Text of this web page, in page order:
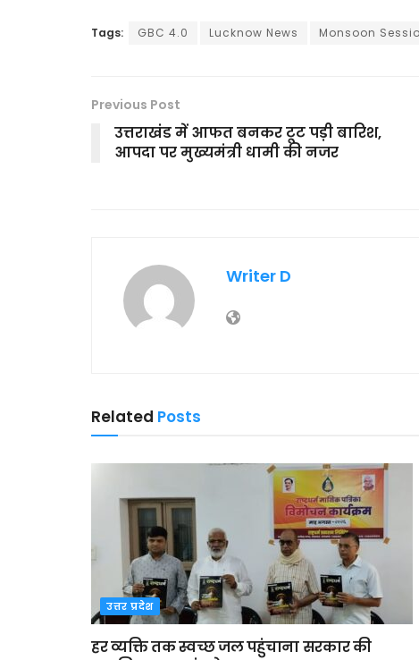
Tags: GBC 4.0 Lucknow News Monsoon
Previous Post
उत्तराखंड में आफत बनकर टूट पड़ी बारिश,
आपदा पर मुख्यमंत्री धामी की नजर
Writer D
Related Posts
उत्तर प्रदेश
हर व्यक्ति तक स्वच्छ जल पहुंचाना सरकार की